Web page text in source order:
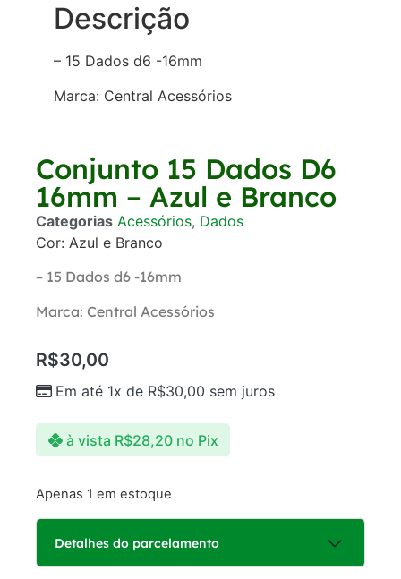
Descrição
– 15 Dados d6 -16mm
Marca: Central Acessórios
Conjunto 15 Dados D6
16mm – Azul e Branco
Categorias Acessórios, Dados
Cor: Azul e Branco
– 15 Dados d6 -16mm
Marca: Central Acessórios
R$30,00
Em até 1x de R$30,00 sem juros
à vista R$28,20 no Pix
Apenas 1 em estoque
Detalhes do parcelamento